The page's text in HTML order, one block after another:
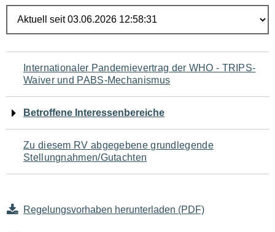
Navigation
für
den
Seiteninhalt
Internationaler Pandemievertrag der WHO - TRIPS-
Waiver und PABS-Mechanismus
Betroffene Interessenbereiche
Zu diesem RV abgegebene grundlegende
Stellungnahmen/Gutachten
Regelungsvorhaben herunterladen (PDF)